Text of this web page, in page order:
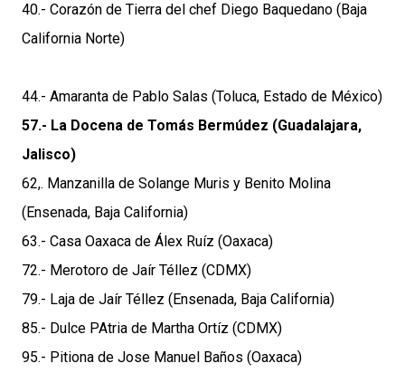
40.- Corazón de Tierra del chef Diego Baquedano (Baja
California Norte)
44.- Amaranta de Pablo Salas (Toluca, Estado de México)
57.- La Docena de Tomás Bermúdez (Guadalajara,
Jalisco)
62,. Manzanilla de Solange Muris y Benito Molina
(Ensenada, Baja California)
63.- Casa Oaxaca de Álex Ruíz (Oaxaca)
72.- Merotoro de Jaír Téllez (CDMX)
79.- Laja de Jaír Téllez (Ensenada, Baja California)
85.- Dulce PAtria de Martha Ortíz (CDMX)
95.- Pitiona de Jose Manuel Baños (Oaxaca)